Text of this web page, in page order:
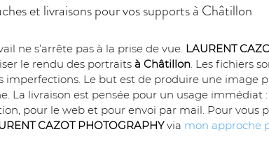
et livraisons pour vos supports à Châtillon
ne s’arrête pas à la prise de vue. LAURENT
le rendu des portraits à Châtillon. Les fichiers
imperfections. Le but est de produire une image
La livraison est pensée pour un usage
pour le web et pour envoi par mail. Pour vous
CAZOT PHOTOGRAPHY via mon approche